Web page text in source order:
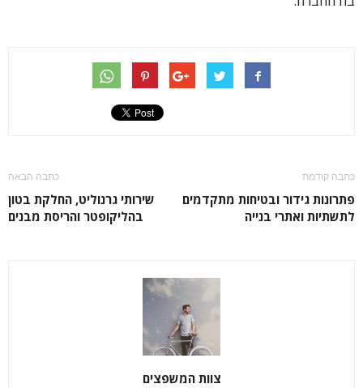
כתבה קודמת
פתרונות גידור ובטיחות מתקדמים
לתשתיות ואתרי בנייה
כתבה הבאה
שירותי גרנוליט, החלקת בטון
בהליקופטר והריסת מבנים
צוות המשפצים